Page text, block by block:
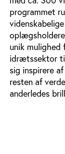
programmet
unik mulighed
idrætssektor
sig inspirere
resten af
anderledes